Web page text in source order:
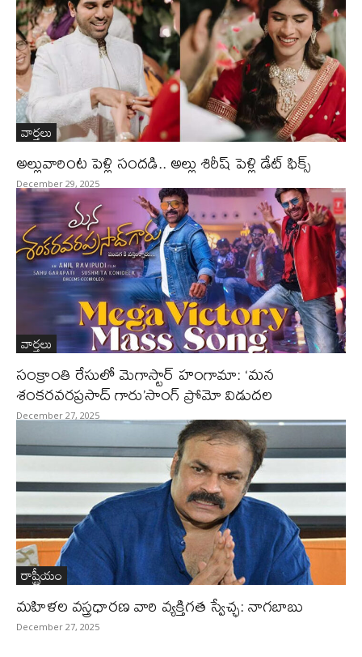
వార్తలు
అల్లువారింట పెళ్లి సందడి.. అల్లు శిరీష్ పెళ్లి డేట్ ఫిక్స్
December 29, 2025
వార్తలు
సంక్రాంతి రేసులో మెగాస్టార్ హంగామా: ‘మన
శంకరవరప్రసాద్ గారు’సాంగ్ ప్రోమో విడుదల
December 27, 2025
రాష్ట్రీయం
మహిళల వస్త్రధారణ వారి వ్యక్తిగత స్వేచ్ఛ: నాగబాబు
December 27, 2025